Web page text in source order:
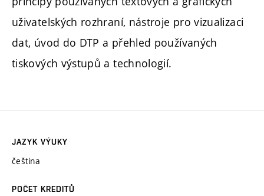
uživatelských rozhraní, nástroje pro vizualizaci
dat, úvod do DTP a přehled používaných
tiskových výstupů a technologií.
JAZYK VÝUKY
čeština
POČET KREDITŮ